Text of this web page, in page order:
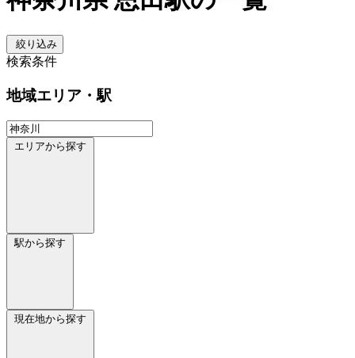
絞り込み
検索条件
地域エリア・駅
エリアから探す
駅から探す
現在地から探す